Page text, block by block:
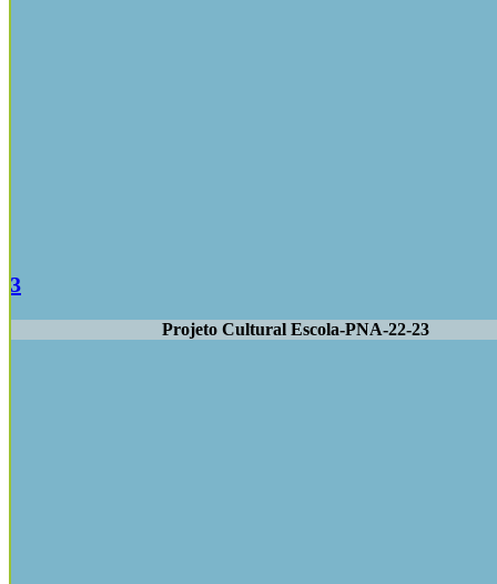
Projeto Cultural Escola-PNA-22-23